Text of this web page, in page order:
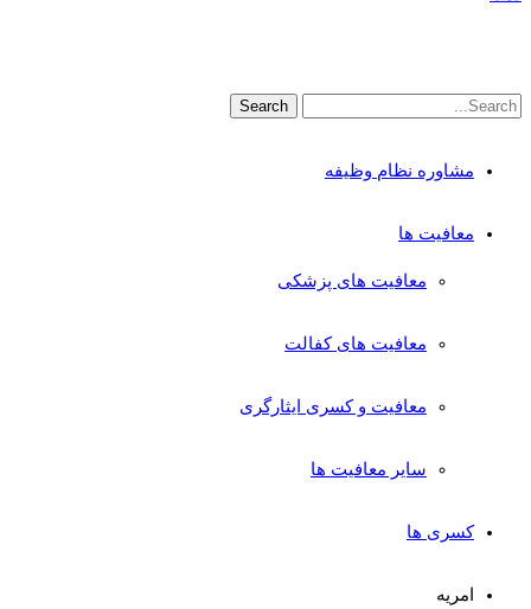
مشاوره نظام وظیفه
معافیت ها
معافیت های پزشکی
معافیت های کفالت
معافیت و کسری ایثارگری
سایر معافیت ها
کسری ها
امریه